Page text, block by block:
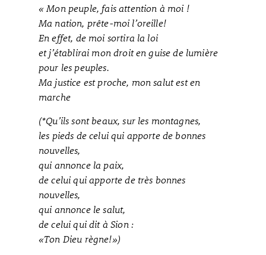
« Mon peuple, fais attention à moi !
Ma nation, prête-moi l’oreille!
En effet, de moi sortira la loi
et j’établirai mon droit en guise de lumière
pour les peuples.
Ma justice est proche, mon salut est en
marche
(*Qu’ils sont beaux, sur les montagnes,
les pieds de celui qui apporte de bonnes
nouvelles,
qui annonce la paix,
de celui qui apporte de très bonnes
nouvelles,
qui annonce le salut,
de celui qui dit à Sion :
«Ton Dieu règne!»)